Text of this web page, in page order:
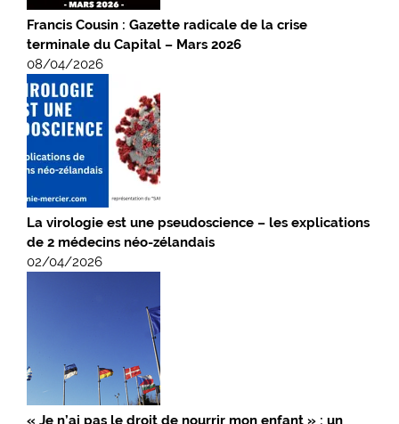
Francis Cousin : Gazette radicale de la crise
terminale du Capital – Mars 2026
08/04/2026
La virologie est une pseudoscience – les explications
de 2 médecins néo-zélandais
02/04/2026
« Je n’ai pas le droit de nourrir mon enfant » : un